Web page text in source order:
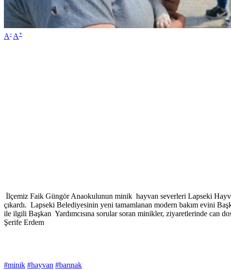
A- A+
İlçemiz Faik Güngör Anaokulunun minik hayvan severleri Lapseki
çıkardı. Lapseki Belediyesinin yeni tamamlanan modern bakım evini
ile ilgili Başkan Yardımcısına sorular soran minikler, ziyaretlerinde can
Şerife Erdem
#minik #hayvan #barınak